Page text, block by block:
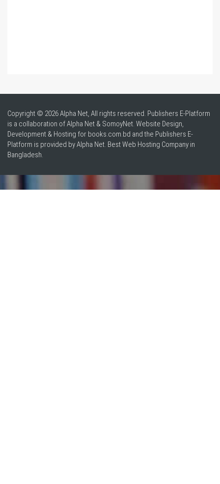
Copyright © 2026 Alpha Net, All rights reserved. Publishers E-Platform
is a collaboration of Alpha Net & SomoyNet. Website Design
Development & Hosting for books.com.bd and the Publishers E-
Platform is provided by Alpha Net. BestWeb Hosting Company in
Bangladesh